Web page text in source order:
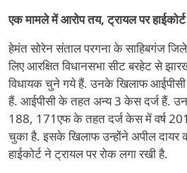
एक मामले में आरोप तय, ट्रायल पर
हेमंत सोरेन संताल परगना के साहिबगंज
लिए आरक्षित विधानसभा सीट बरहेट से
विधायक चुने गये हैं. उनके खिलाफ
हैं. आईपीसी के तहत अन्य 3 केस दर्ज हैं.
188, 171एफ के तहत दर्ज केस में वर्ष
चुका है. इसके खिलाफ उन्होंने अपील दायर
हाईकोर्ट ने ट्रायल पर रोक लगा रखी है.